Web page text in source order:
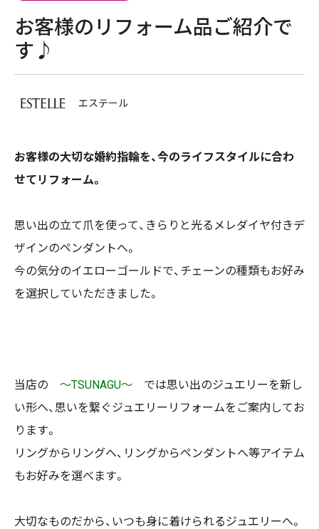
お客様のリフォーム品ご紹介で
す♪
エステール
お客様の大切な婚約指輪を、今のライフスタイルに合わ
せてリフォーム。
思い出の立て爪を使って、きらりと光るメレダイヤ付きデ
ザインのペンダントへ。
今の気分のイエローゴールドで、チェーンの種類もお好み
を選択していただきました。
当店の ～TSUNAGU～ では思い出のジュエリーを新し
い形へ、思いを繋ぐジュエリーリフォームをご案内してお
ります。
リングからリングへ、リングからペンダントへ等アイテム
もお好みを選べます。
大切なものだから、いつも身に着けられるジュエリーへ。